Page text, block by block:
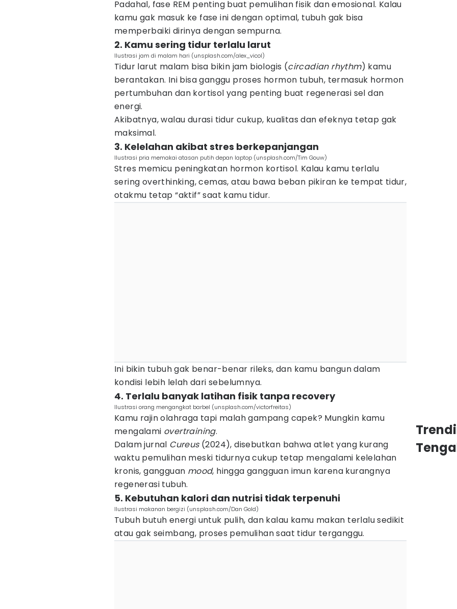
Padahal, fase REM penting buat pemulihan fisik dan emosional. Kalau
kamu gak masuk ke fase ini dengan optimal, tubuh gak bisa
memperbaiki dirinya dengan sempurna.
2. Kamu sering tidur terlalu larut
Ilustrasi jam di malam hari (unsplash.com/alex_vicol)
Tidur larut malam bisa bikin jam biologis (circadian rhythm) kamu
berantakan. Ini bisa ganggu proses hormon tubuh, termasuk hormon
pertumbuhan dan kortisol yang penting buat regenerasi sel dan
energi.
Akibatnya, walau durasi tidur cukup, kualitas dan efeknya tetap gak
maksimal.
3. Kelelahan akibat stres berkepanjangan
Ilustrasi pria memakai atasan putih depan laptop (unsplash.com/Tim Gouw)
Stres memicu peningkatan hormon kortisol. Kalau kamu terlalu
sering overthinking, cemas, atau bawa beban pikiran ke tempat tidur,
otakmu tetap “aktif” saat kamu tidur.
Ini bikin tubuh gak benar-benar rileks, dan kamu bangun dalam
kondisi lebih lelah dari sebelumnya.
4. Terlalu banyak latihan fisik tanpa recovery
Ilustrasi orang mengangkat barbel (unsplash.com/victorfreitas)
Kamu rajin olahraga tapi malah gampang capek? Mungkin kamu
mengalami overtraining.
Dalam jurnal Cureus(2024), disebutkan bahwa atlet yang kurang
waktu pemulihan meski tidurnya cukup tetap mengalami kelelahan
kronis, gangguan mood, hingga gangguan imun karena kurangnya
regenerasi tubuh.
5. Kebutuhan kalori dan nutrisi tidak terpenuhi
Ilustrasi makanan bergizi (unsplash.com/Dan Gold)
Tubuh butuh energi untuk pulih, dan kalau kamu makan terlalu sedikit
atau gak seimbang, proses pemulihan saat tidur terganggu.